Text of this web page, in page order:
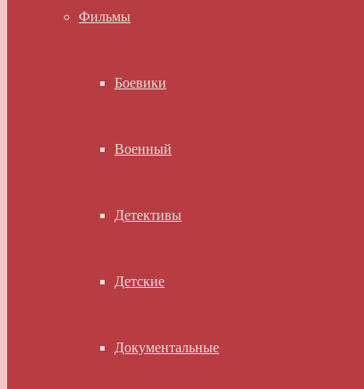
Фильмы
Боевики
Военный
Детективы
Детские
Документальные